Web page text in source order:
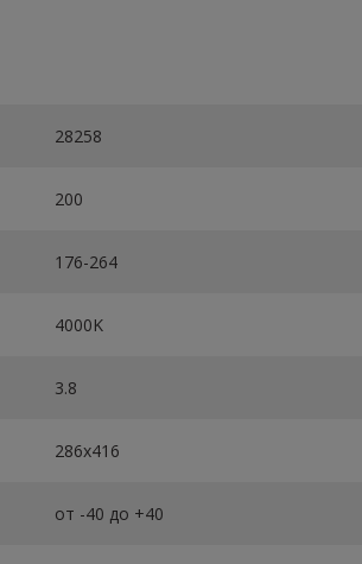
28258
200
176-264
4000K
3.8
286x416
от -40 до +40